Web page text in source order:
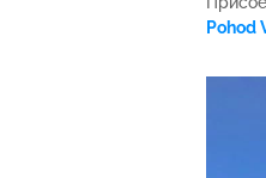
Pohod